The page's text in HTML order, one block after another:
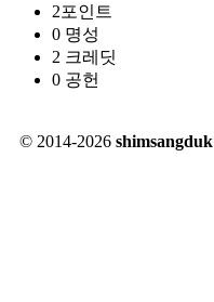
2포인트
0 명성
2 크레딧
0 공헌
© 2014-2026 shimsangduk